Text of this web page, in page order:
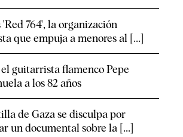
'Red 764', la organización
que empuja a menores al [...]
guitarrista flamenco Pepe
a los 82 años
de Gaza se disculpa por
un documental sobre la [...]